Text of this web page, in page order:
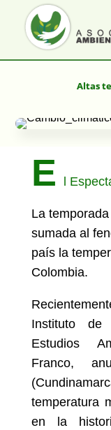
Altas
E l
La
sumada al
país la
Colombia.
Instituto de
Estudios
Franco,
temperatura
en la